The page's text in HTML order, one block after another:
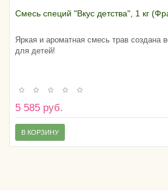
Смесь специй "Вкус детства", 1 кг
Яркая и ароматная смесь трав создана
для детей!
5 585 руб.
В КОРЗИНУ